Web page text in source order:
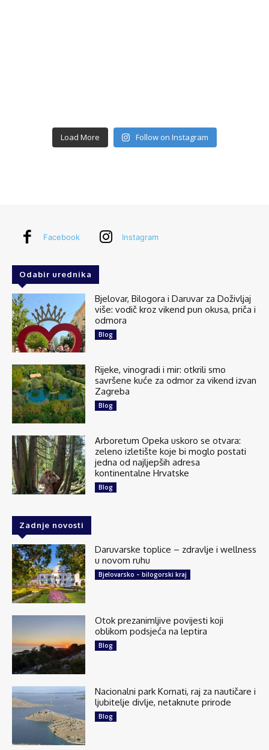
Dalmacije”. S 300 stalnih stanovnika i površinom
136 6 comments
Share
Explore Croatia
July 24 at 5:05am
Majerovo vrilo jedan je od tri velika izvora rijeke
Gacke, jedne od najčišćih rijeka u Europi.
Smješteno je u selu Sinac, svega desetak
kilometara od Otočca, u krajoliku koji... See more
25 1 comments
Share
Explore Croatia
July 21 at 7:00am
Nin je mjesto koje vas osvoji na prvu. Mali,
šarmantan, autentičan. Grad kroz koji ne treba
protrčati od jedne znamenitosti do druge. Njega
je najbolje upoznavati polako: ranom...
40 3 comments
Share
Load More Follow on Instagram
Facebook Instagram
Odabir urednika
Bjelovar, Bilogora i Daruvar za Doživljaj
više: vodič kroz vikend pun okusa, priča i
odmora
Blog
Rijeke, vinogradi i mir: otkrili smo
savršene kuće za odmor za vikend izvan
Zagreba
Blog
Arboretum Opeka uskoro se otvara:
zeleno izletište koje bi moglo postati
jedna od najljepših adresa
kontinentalne Hrvatske
Blog
Zadnje novosti
Daruvarske toplice – zdravlje i wellness
u novom ruhu
Bjelovarsko – bilogorski kraj
Otok prezanimljive povijesti koji
oblikom podsjeća na leptira
Blog
Nacionalni park Kornati, raj za nautičare i
ljubitelje divlje, netaknute prirode
Blog